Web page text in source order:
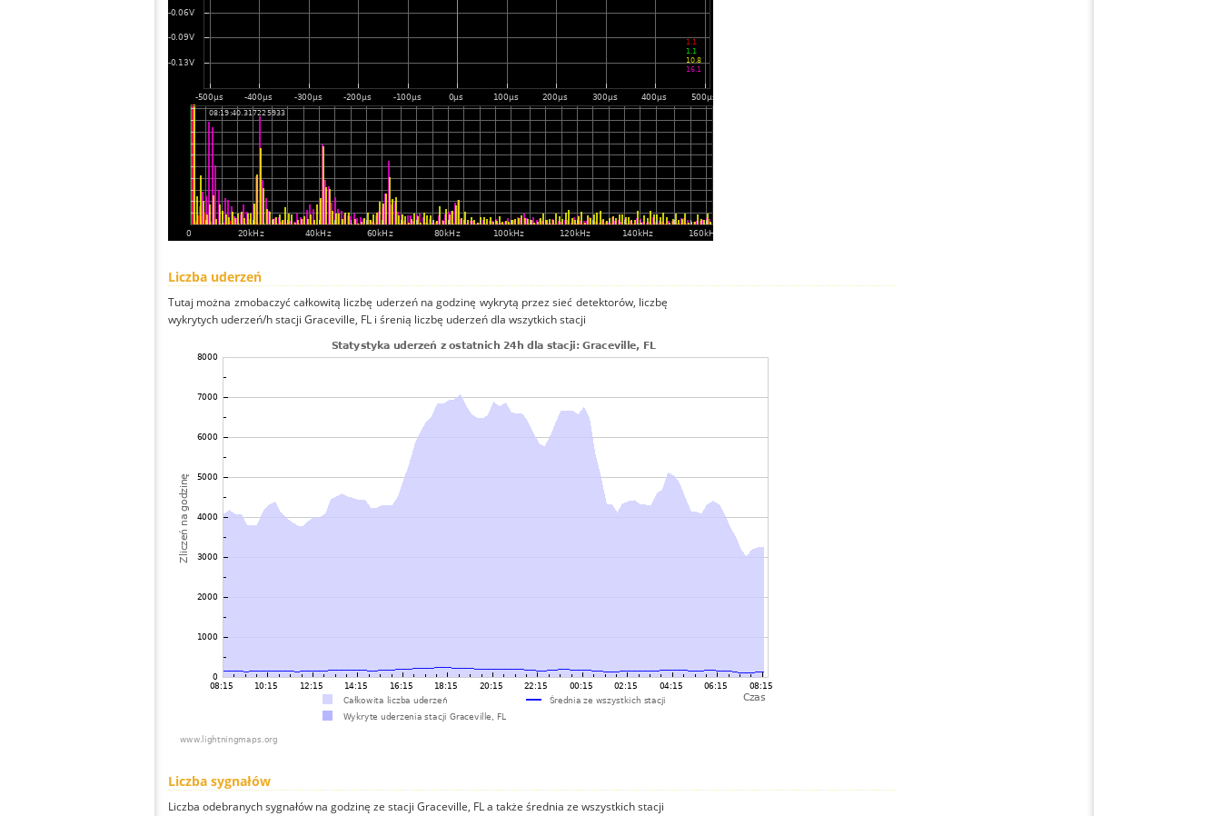
Liczba uderzeń
Tutaj można zmobaczyć całkowitą liczbę uderzeń na godzinę wykrytą przez sieć detektorów, liczbę
wykrytych uderzeń/h stacji Graceville, FL i śrenią liczbę uderzeń dla wszytkich stacji
Liczba sygnałów
Liczba odebranych sygnałów na godzinę ze stacji Graceville, FL a także średnia ze wszystkich stacji